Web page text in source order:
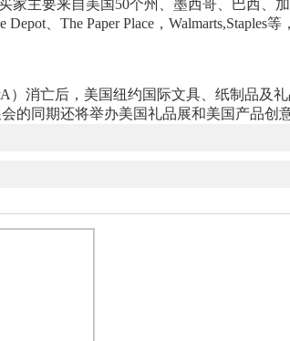
家主要来自美国50个州、墨西哥、巴西、
、The Paper Place，Walmarts,Staples
）消亡后，美国纽约国际文具、纸制品及
的同期还将举办美国礼品展和美国产品创